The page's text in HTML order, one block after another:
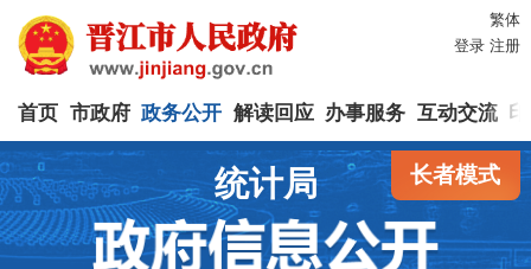
繁体
登录 注册
首页 市政府 政务公开 解读回应 办事服务 互动交流
长者模式
统计局